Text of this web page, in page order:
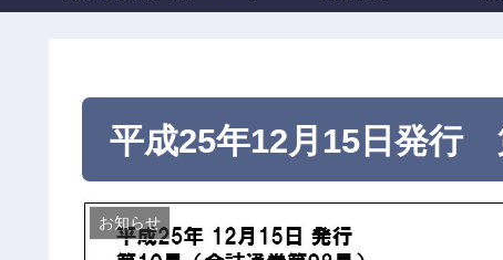
平成25年12月15日発行
お知らせ